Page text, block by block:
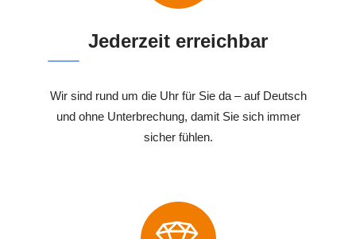
Jederzeit erreichbar
Wir sind rund um die Uhr für Sie da – auf Deutsch
und ohne Unterbrechung, damit Sie sich immer
sicher fühlen.